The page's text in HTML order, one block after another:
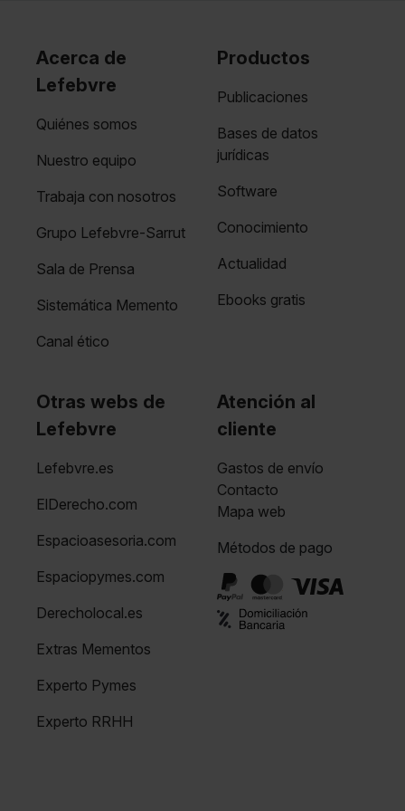
Acerca de
Lefebvre
Quiénes somos
Nuestro equipo
Trabaja con nosotros
Grupo Lefebvre-Sarrut
Sala de Prensa
Sistemática Memento
Canal ético
Productos
Publicaciones
Bases de datos
jurídicas
Software
Conocimiento
Actualidad
Ebooks gratis
Otras webs de
Lefebvre
Lefebvre.es
ElDerecho.com
Espacioasesoria.com
Espaciopymes.com
Derecholocal.es
Extras Mementos
Experto Pymes
Experto RRHH
Atención al
cliente
Gastos de envío
Contacto
Mapa web
Métodos de pago